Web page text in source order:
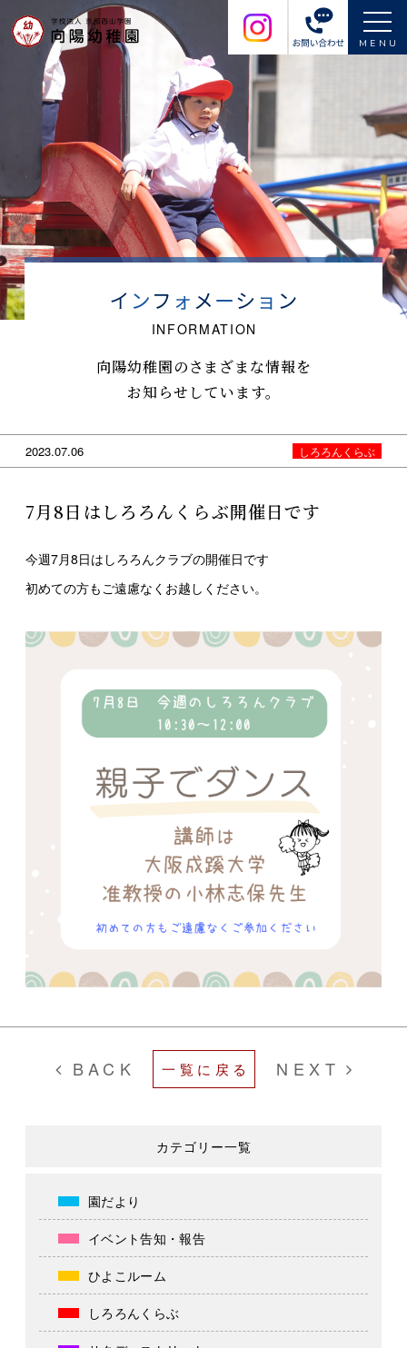
MENU
向陽幼稚園のさまざまな情報を
お知らせしています。
7月8日はしろろんくらぶ開催日です
2023.07.06 しろろんくらぶ
今週7月8日はしろろんクラブの開催日です
初めての方もご遠慮なくお越しください。
BACK 一覧に戻る NEXT
カテゴリー一覧
園だより
イベント告知・報告
ひよこルーム
しろろんくらぶ